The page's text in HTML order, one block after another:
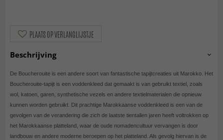
PLAATS OP VERLANGLIJSTJE
Beschrijving
De Boucherouite is een andere soort van fantastische tapijtcreaties uit Marokko. Het
Boucherouite-tapijt is een voddenkleed dat gemaakt is van gebruikt textiel, zoals
wol, katoen, garen, synthetische vezels en andere textielmaterialen die opnieuw
kunnen worden gebruikt. Dit prachtige Marokkaanse voddenkleed is een van de
gevolgen van de verandering die zich de laatste tientallen jaren heeft voltrokken op
het Marokkaanse platteland, waar de oude nomadencultuur vervangen is door
landbouw en andere moderne beroepen op het platteland. Als gevolg hiervan is de